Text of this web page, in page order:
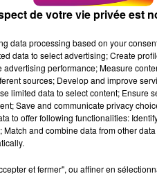
de votre vie privée est
data processing based on your
data to select advertising; Create
performance; Measure
sources; Develop and improve
limited data to select content; Ensure
Save and communicate privacy
to offer following functionalities:
and combine data from other
et fermer", ou affiner en